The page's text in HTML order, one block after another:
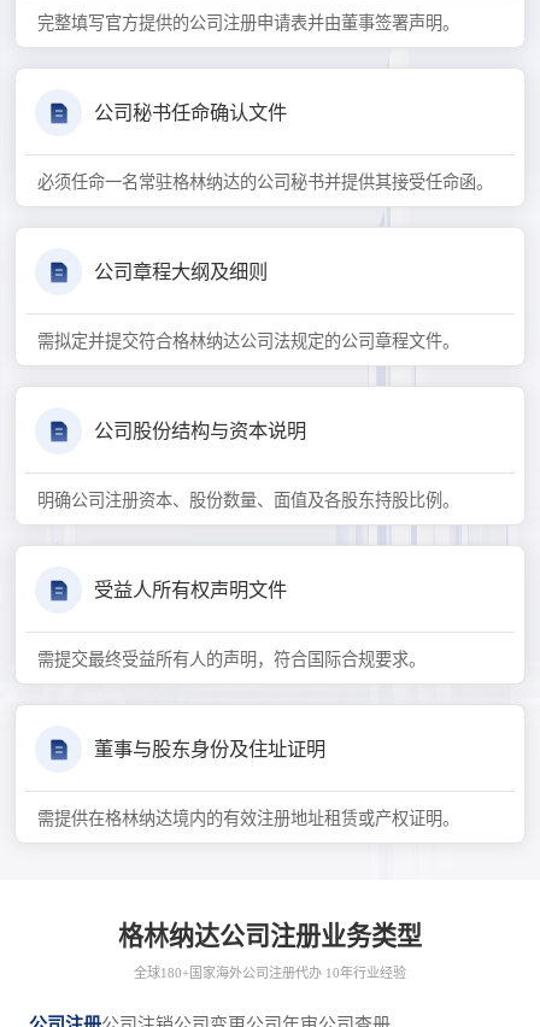
完整填写官方提供的公司注册申请表并由董事签署声明。
公司秘书任命确认文件
必须任命一名常驻格林纳达的公司秘书并提供其接受任命函。
公司章程大纲及细则
需拟定并提交符合格林纳达公司法规定的公司章程文件。
公司股份结构与资本说明
明确公司注册资本、股份数量、面值及各股东持股比例。
受益人所有权声明文件
需提交最终受益所有人的声明，符合国际合规要求。
董事与股东身份及住址证明
需提供在格林纳达境内的有效注册地址租赁或产权证明。
格林纳达公司注册业务类型
全球180+国家海外公司注册代办 10年行业经验